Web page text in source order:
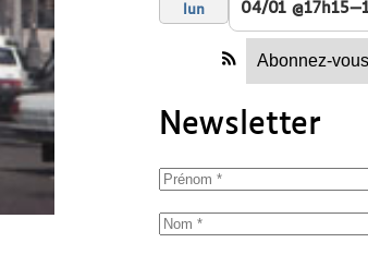
lun 04/01
Abonnez-
Newsletter